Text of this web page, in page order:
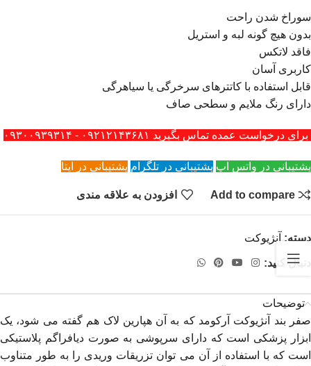
سوراخ شدن راحت
بدون هیچ گونه لبه و استریل
فاقد لاتکس
کاربری آسان
قابل استفاده با کاتترهای سرخرگی یا سیاهرگی
دارای رنگ ملایم و سطحی صاف
برای درخواست عمده تماس بگیرید ۰۹۲۱۲۱۴۳۶۸۱ - ۰۹۳۰۰۹۳۹۳۱۴
پشتیبانی در واتس اپ پشتیبانی در تلگرام پشتیبانی در ایتا
Add to compare افزودن به علاقه مندی
دسته: آنژیوکت
دنبال کنید:
توضیحات
صفر بند آنژیوکت آرکومد که به آن هپارین لاک هم گفته می شود، یک
ابزار پزشکی است که دارای سرپوشی به صورت دیافراگم پلاستیکی
است که با استفاده از آن می توان تزریقات وریدی را به طور متناوب